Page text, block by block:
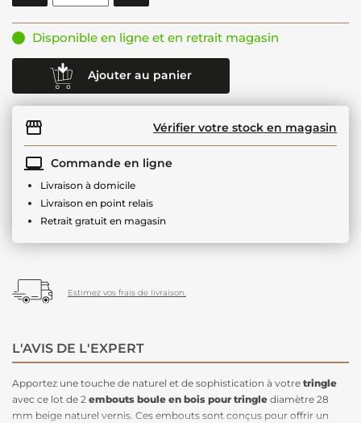
Disponible en ligne et en retrait magasin
Ajouter au panier
Vérifier votre stock en magasin
Commande en ligne
Livraison à domicile
Livraison en point relais
Retrait gratuit en magasin
Estimez vos frais de livraison.
L'AVIS DE L'EXPERT
Apportez une touche de naturel et de sophistication à votre tringle
avec ce lot de 2 embouts boule en bois pour tringle diamètre 28
mm beige naturel vernis. Ces embouts sont conçus pour offrir un